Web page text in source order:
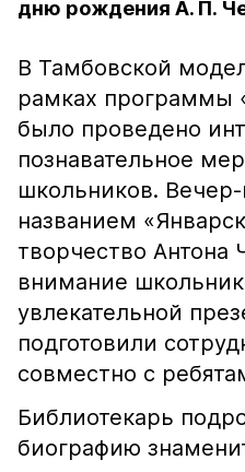
дню рождения А. П.
В Тамбовской
рамках программы
было проведено
познавательное
школьников.
названием
творчество Антона
внимание
увлекательной
подготовили
совместно с
Библиотекарь
биографию